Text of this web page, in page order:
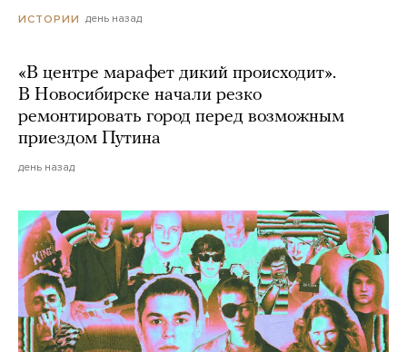
ИСТОРИИ день назад
«В центре марафет дикий происходит».
В Новосибирске начали резко
ремонтировать город перед возможным
приездом Путина
день назад